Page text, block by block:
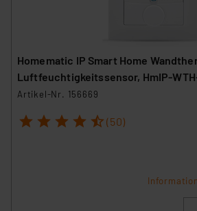
Homematic IP Smart Home
Luftfeuchtigkeitssensor, HmIP-
Artikel-Nr. 156669
1 2 3 4 5 (50)